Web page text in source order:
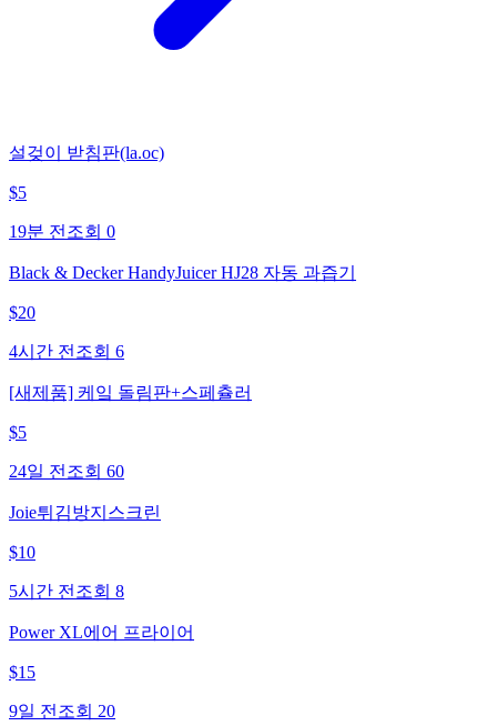
설겆이 받침판(la.oc)
$5
19분 전 조회 0
Black & Decker HandyJuicer HJ28 자동 과즙기
$20
4시간 전 조회 6
[새제품] 케잌 돌림판+스페츌러
$5
24일 전 조회 60
Joie튀김방지스크린
$10
5시간 전 조회 8
Power XL에어 프라이어
$15
9일 전 조회 20